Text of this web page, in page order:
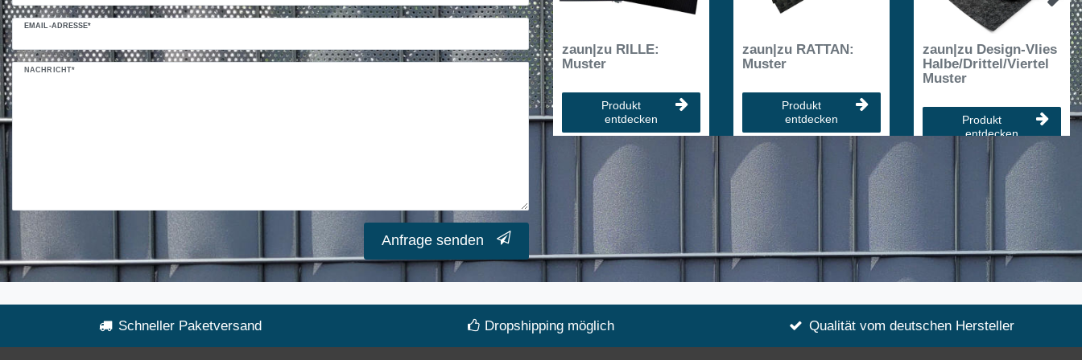
EMAIL-ADRESSE*
NACHRICHT*
Anfrage senden
zaun|zu RILLE:
Muster
Produkt
entdecken
zaun|zu RATTAN:
Muster
Produkt
entdecken
zaun|zu Design-Vlies
Halbe/Drittel/Viertel
Muster
Produkt
entdecken
Schneller Paketversand Dropshipping möglich Qualität vom deutschen Hersteller